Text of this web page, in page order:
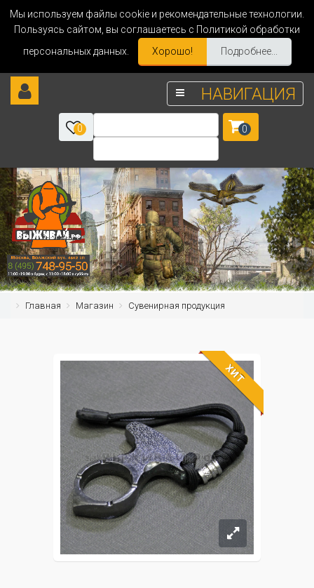
Мы используем файлы cookie и рекомендательные технологии.
Пользуясь сайтом, вы соглашаетесь с Политикой обработки
персональных данных.
Хорошо! Подробнее...
НАВИГАЦИЯ
0 0
Главная Магазин Сувенирная продукция
ХИТ